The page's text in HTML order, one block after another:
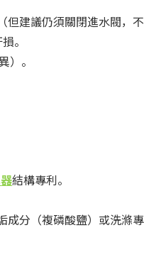
建議仍須關閉進水閥，
。
。
結構專利。
分（複磷酸鹽）或洗滌